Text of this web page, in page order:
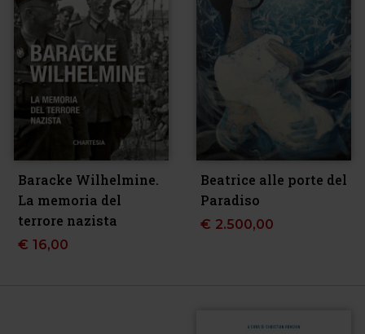
Baracke Wilhelmine.
La memoria del
terrore nazista
€ 16,00
Beatrice alle porte del
Paradiso
€ 2.500,00